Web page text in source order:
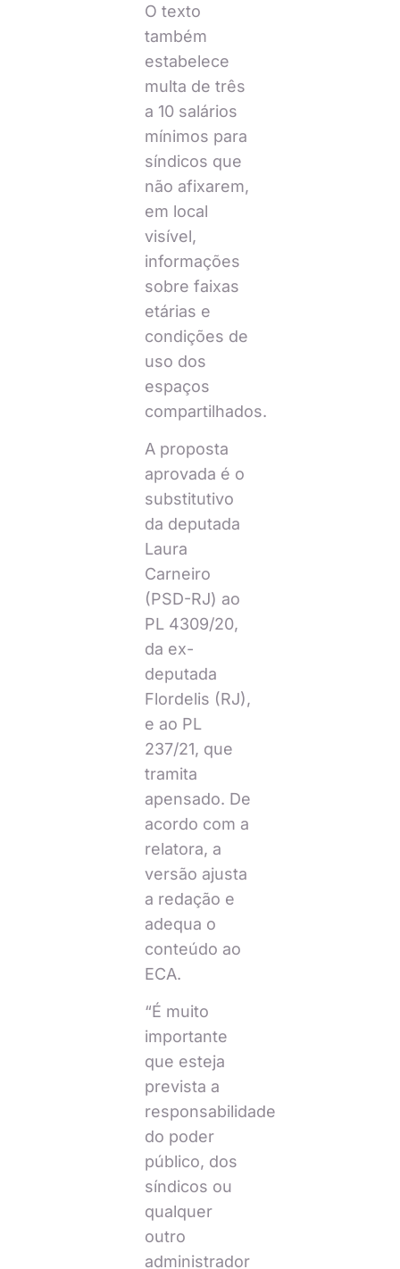
O texto
também
estabelece
multa de três
a 10 salários
mínimos para
síndicos que
não afixarem,
em local
visível,
informações
sobre faixas
etárias e
condições de
uso dos
espaços
compartilhados.
A proposta
aprovada é o
substitutivo
da deputada
Laura
Carneiro
(PSD-RJ) ao
PL 4309/20,
da ex-
deputada
Flordelis (RJ),
e ao PL
237/21, que
tramita
apensado. De
acordo com a
relatora, a
versão ajusta
a redação e
adequa o
conteúdo ao
ECA.
“É muito
importante
que esteja
prevista a
responsabilidade
do poder
público, dos
síndicos ou
qualquer
outro
administrador